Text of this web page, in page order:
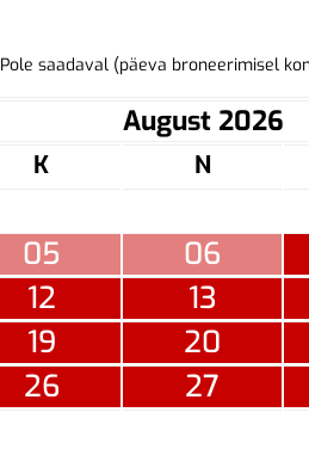
Pole saadaval (päeva broneerimisel
August 2026
K N
05 06
12 13
19 20
26 27